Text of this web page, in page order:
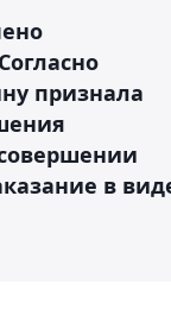
признала
в